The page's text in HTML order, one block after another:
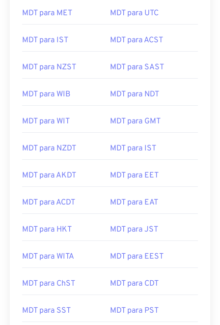
MDT para MET MDT para UTC
MDT para IST MDT para ACST
MDT para NZST MDT para SAST
MDT para WIB MDT para NDT
MDT para WIT MDT para GMT
MDT para NZDT MDT para IST
MDT para AKDT MDT para EET
MDT para ACDT MDT para EAT
MDT para HKT MDT para JST
MDT para WITA MDT para EEST
MDT para ChST MDT para CDT
MDT para SST MDT para PST